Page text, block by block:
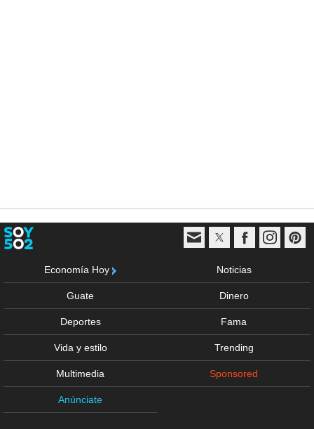
Economía Hoy Noticias
Guate Dinero
Deportes Fama
Vida y estilo Trending
Multimedia Sponsored
Anúnciate